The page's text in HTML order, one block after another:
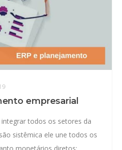
empresarial
todos os setores da
sistêmica ele une todos os
monetários diretos: